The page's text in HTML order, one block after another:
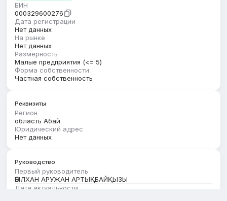
БИН
000329600276
Дата регистрации
Нет данных
На рынке
Нет данных
Размерность
Малые предприятия (<= 5)
Форма собственности
Частная собственность
Реквизиты
Регион
область Абай
Юридический адрес
Нет данных
Руководство
Первый руководитель
ӘБІЛХАН АРУЖАН АРТЫҚБАЙҚЫЗЫ
Дата актуальности